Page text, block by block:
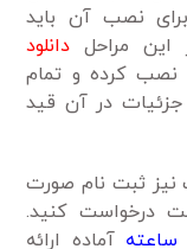
نصب آن باید
این مراحل دانلود
کرده و تمام
در آن قید
نیز ثبت نام صورت
درخواست کنید.
آماده ارائه